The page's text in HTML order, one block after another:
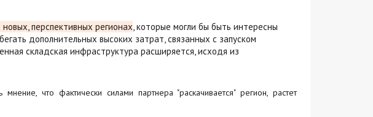
перспективных регионах, которые могли бы быть интересны
дополнительных высоких затрат, связанных с запуском
складская инфраструктура расширяется, исходя из
что фактически силами партнера "раскачивается" регион, растет